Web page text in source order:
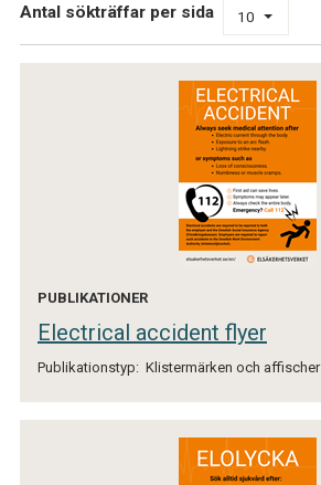
v
e
r
Antal sökträffar per sida 10
PUBLIKATIONER
Electrical accident flyer
Publikationstyp: Klistermärken och affischer